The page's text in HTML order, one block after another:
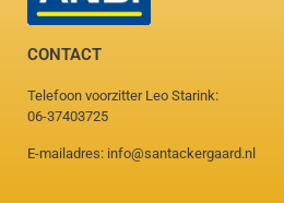
CONTACT
Telefoon voorzitter Leo Starink:
06-37403725
E-mailadres: info@santackergaard.nl